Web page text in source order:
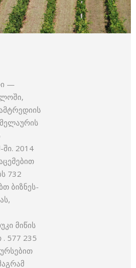
—
ში. 2014
732
ბიზნეს-
მიწის
577 235